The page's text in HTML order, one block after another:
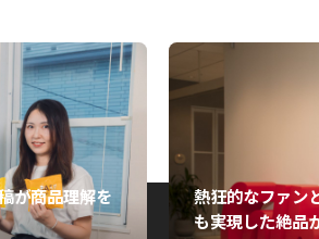
・Commune for
が商品理解を
熱狂的なファン
も実現した絶品